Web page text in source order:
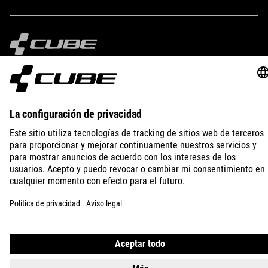
IMPRINT PRIVACY EU DATA ACT
FINLAND ESPAÑOL
© 2026 La configuración de privacidad